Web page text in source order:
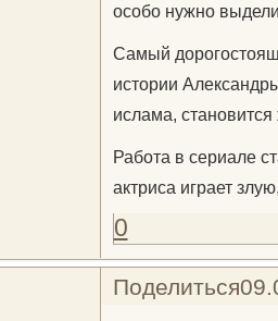
особо нужно
Самый
истории
ислама,
Работа в сериале
актриса играет
0
Поделиться